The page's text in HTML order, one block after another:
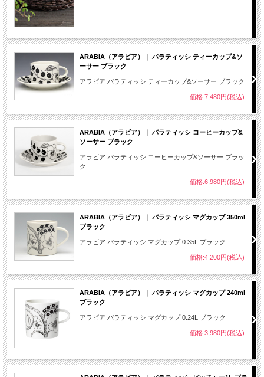
ARABIA（アラビア）｜ パラティッシ ティーカップ&ソ
ーサー ブラック
アラビア パラティッシ ティーカップ&ソーサー ブラック
価格:7,480円(税込)
ARABIA（アラビア）｜ パラティッシ コーヒーカップ&
ソーサー ブラック
アラビア パラティッシ コーヒーカップ&ソーサー ブラッ
ク
価格:6,980円(税込)
ARABIA（アラビア）｜ パラティッシ マグカップ 350ml
ブラック
アラビア パラティッシ マグカップ 0.35L ブラック
価格:4,200円(税込)
ARABIA（アラビア）｜ パラティッシ マグカップ 240ml
ブラック
アラビア パラティッシ マグカップ 0.24L ブラック
価格:3,980円(税込)